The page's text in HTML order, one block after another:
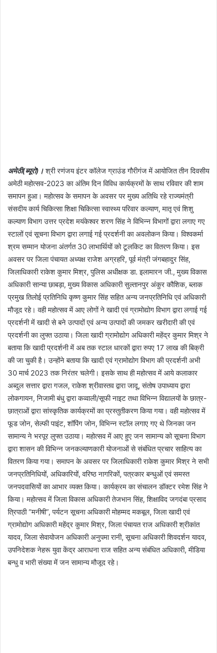
अमेठी(ब्यूरो)। श्री रणंजय इंटर कॉलेज ग्राउंड गौरीगंज में आयोजित तीन दिवसीय
अमेठी महोत्सव-2023 का अंतिम दिन विविध कार्यक्रमों के साथ रविवार की शाम
समापन हुआ। महोत्सव के समापन के अवसर पर मुख्य अतिथि रहे राज्यमंत्री
संसदीय कार्य चिकित्सा शिक्षा चिकित्सा स्वास्थ्य परिवार कल्याण, मातृ एवं शिशु
कल्याण विभाग उत्तर प्रदेश मयंकेश्वर शरण सिंह ने विभिन्न विभागों द्वारा लगाए गए
स्टालों एवं सूचना विभाग द्वारा लगाई गई प्रदर्शनी का अवलोकन किया। विश्वकर्मा
श्रम सम्मान योजना अंतर्गत 30 लाभार्थियों को टूलकिट का वितरण किया। इस
अवसर पर जिला पंचायत अध्यक्ष राजेश अग्रहरि, पूर्व मंत्री जंगबहादुर सिंह,
जिलाधिकारी राकेश कुमार मिश्र, पुलिस अधीक्षक डा. इलामारन जी., मुख्य विकास
अधिकारी सान्या छाबड़ा, मुख्य विकास अधिकारी सुल्तानपुर अंकुर कौशिक, ब्लाक
प्रमुख तिलोई प्रतिनिधि कृष्ण कुमार सिंह सहित अन्य जनप्रतिनिधि एवं अधिकारी
मौजूद रहे। वही महोत्सव में आए लोगों ने खादी एवं ग्रामोद्योग विभाग द्वारा लगाई गई
प्रदर्शनी में खादी से बने उत्पादों एवं अन्य उत्पादों की जमकर खरीदारी की एवं
प्रदर्शनी का लुफ्त उठाया। जिला खादी ग्रामोद्योग अधिकारी महेंद्र कुमार मिश्र ने
बताया कि खादी प्रदर्शनी में अब तक स्टाल धारकों द्वारा रुपए 17 लाख की बिक्री
की जा चुकी है। उन्होंने बताया कि खादी एवं ग्रामोद्योग विभाग की प्रदर्शनी अभी
30 मार्च 2023 तक निरंतर चलेगी। इसके साथ ही महोत्सव में आये कलाकार
अब्दुल सत्तार द्वारा गजल, राकेश श्रीवास्तव द्वारा जादू, संतोष उपाध्याय द्वारा
लोकगायन, निजामी बंधु द्वारा कव्वाली/सूफी नाइट तथा विभिन्न विद्यालयों के छात्र-
छात्राओं द्वारा सांस्कृतिक कार्यक्रमों का प्रस्तुतीकरण किया गया। वही महोत्सव में
फूड जोन, सेल्फी पाइंट, शॉपिंग जोन, विभिन्न स्टॉल लगाए गए थे जिनका जन
सामान्य ने भरपूर लुफ्त उठाया। महोत्सव में आए हुए जन सामान्य को सूचना विभाग
द्वारा शासन की विभिन्न जनकल्याणकारी योजनाओं से संबंधित प्रचार साहित्य का
वितरण किया गया। समापन के अवसर पर जिलाधिकारी राकेश कुमार मिश्र ने सभी
जनप्रतिनिधियों, अधिकारियों, वरिष्ठ नागरिकों, पत्रकार बन्धुओं एवं समस्त
जनपदवासियों का आभार व्यक्त किया। कार्यक्रम का संचालन डॉक्टर रमेश सिंह ने
किया। महोत्सव में जिला विकास अधिकारी तेजभान सिंह, शिक्षाविद जगदंबा प्रसाद
त्रिपाठी “मनीषी”, पर्यटन सूचना अधिकारी मोहम्मद मकबूल, जिला खादी एवं
ग्रामोद्योग अधिकारी महेंद्र कुमार मिश्र, जिला पंचायत राज अधिकारी श्रीकांत
यादव, जिला सेवायोजन अधिकारी अनुपमा रानी, सूचना अधिकारी शिवदर्शन यादव,
उपनिदेशक नेहरू युवा केंद्र आराधना राज सहित अन्य संबंधित अधिकारी, मीडिया
बन्धु व भारी संख्या में जन सामान्य मौजूद रहे।